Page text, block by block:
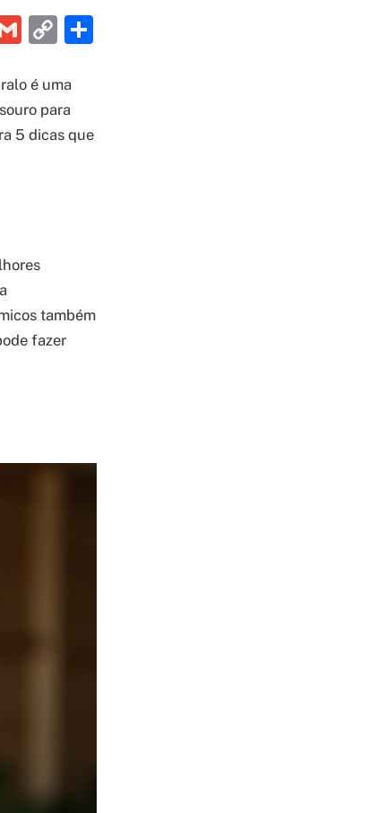
Gmail
Copy
é uma
para
5 dicas que
também
fazer